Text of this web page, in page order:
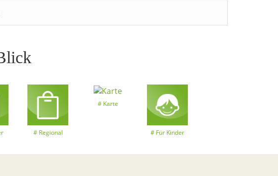
Regional
Karte
Für Kinder